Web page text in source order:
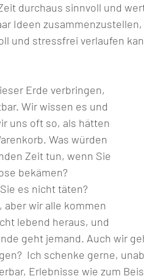
durchaus sinnvoll und
Ideen
und stressfrei verlaufen
Erde verbringen,
Wir wissen es und
uns oft so, als hätten
Was würden
Zeit tun, wenn Sie
bekämen?
Sie es nicht täten?
wir alle kommen
lebend heraus, und
geht jemand. Auch wir
Ich schenke gerne,
Erlebnisse wie zum